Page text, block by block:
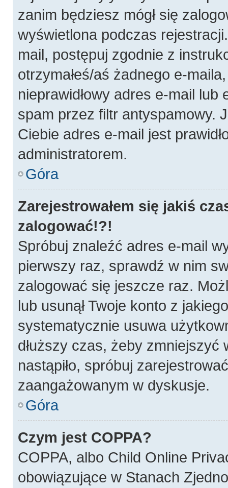
zanim będziesz mógł się
wyświetlona podczas
mail, postępuj zgodnie z
otrzymałeś/aś żadnego e-
nieprawidłowy adres e-mail lub
spam przez filtr antyspamowy.
Ciebie adres e-mail jest
administratorem.
Góra
Zarejestrowałem się jakiś
zalogować!?!
Spróbuj znaleźć adres e-mail
pierwszy raz, sprawdź w nim
zalogować się jeszcze raz.
lub usunął Twoje konto z
systematycznie usuwa
dłuższy czas, żeby
nastąpiło, spróbuj
zaangażowanym w dyskusje.
Góra
Czym jest COPPA?
COPPA, albo Child Online
obowiązujące w Stanach